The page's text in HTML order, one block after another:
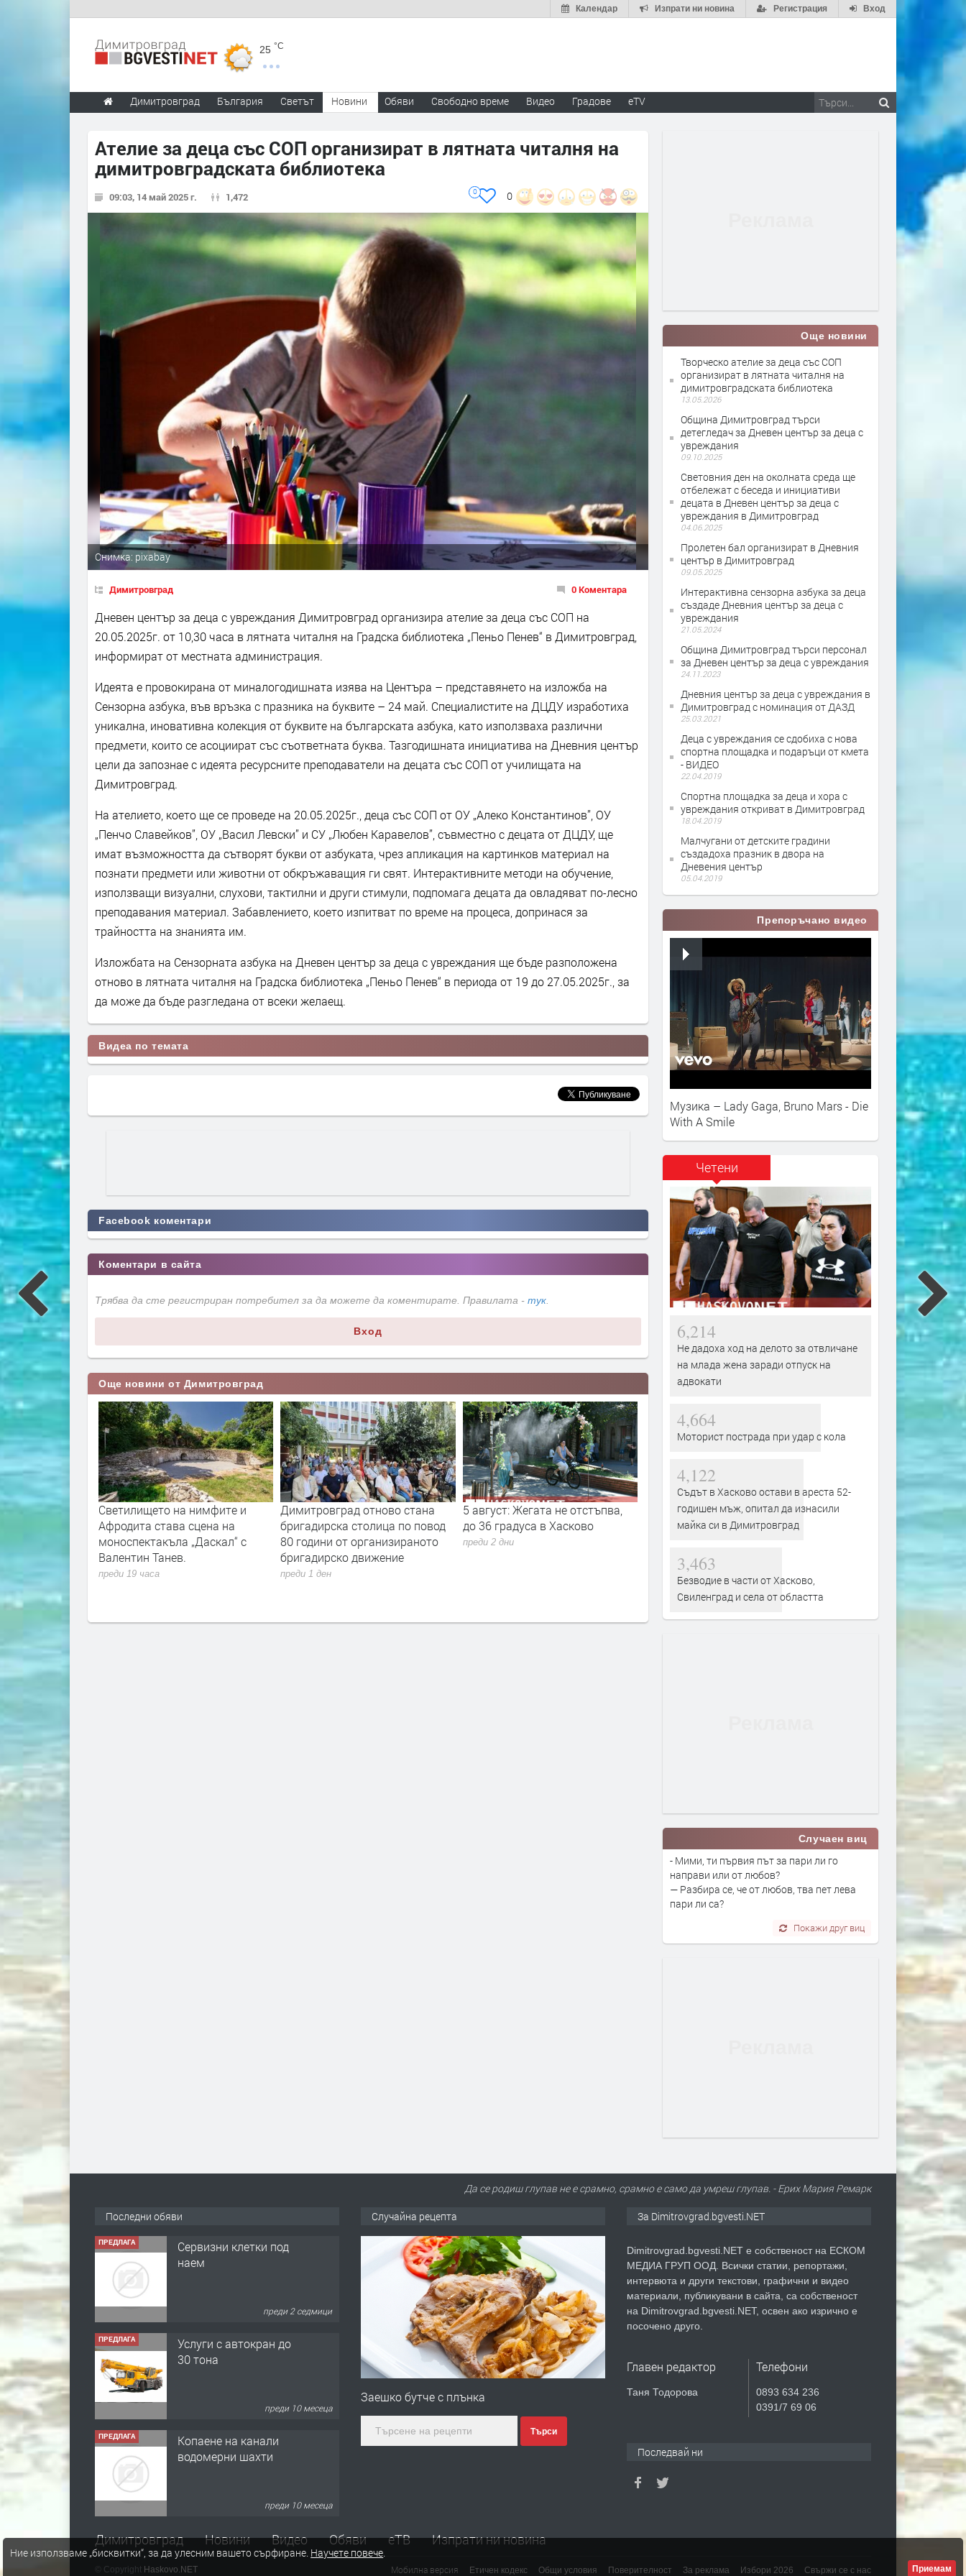
Вход
Регистрация
Изпрати ни новина
Календар
25 °C
Димитровград България Светът Новини Обяви Свободно време Видео Градове eTV
Ателие за деца със СОП организират в лятната читалня на
димитровградската библиотека
09:03, 14 май 2025 г. 1,472 0
0
Снимка: pixabay
Димитровград 0 Коментара
Дневен център за деца с увреждания Димитровград организира ателие за деца със СОП на
20.05.2025г. от 10,30 часа в лятната читалня на Градска библиотека „Пеньо Пенев“ в Димитровград,
информират от местната администрация.
Идеята е провокирана от миналогодишната изява на Центъра – представянето на изложба на
Сензорна азбука, във връзка с празника на буквите – 24 май. Специалистите на ДЦДУ изработиха
уникална, иновативна колекция от буквите на българската азбука, като използваха различни
предмети, които се асоциират със съответната буква. Тазгодишната инициатива на Дневния център
цели да запознае с идеята ресурсните преподаватели на децата със СОП от училищата на
Димитровград.
На ателието, което ще се проведе на 20.05.2025г., деца със СОП от ОУ „Алеко Константинов”, ОУ
„Пенчо Славейков”, ОУ „Васил Левски” и СУ „Любен Каравелов”, съвместно с децата от ДЦДУ, ще
имат възможността да сътворят букви от азбуката, чрез апликация на картинков материал на
познати предмети или животни от обкръжаващия ги свят. Интерактивните методи на обучение,
използващи визуални, слухови, тактилни и други стимули, подпомага децата да овладяват по-лесно
преподавания материал. Забавлението, което изпитват по време на процеса, допринася за
трайността на знанията им.
Изложбата на Сензорната азбука на Дневен център за деца с увреждания ще бъде разположена
отново в лятната читалня на Градска библиотека „Пеньо Пенев“ в периода от 19 до 27.05.2025г., за
да може да бъде разгледана от всеки желаещ.
Видеа по темата
Facebook коментари
Коментари в сайта
Трябва да сте регистриран потребител за да можете да коментирате. Правилата - тук
Вход
Още новини от Димитровград
бъде
Светилището на нимфите и
Афродита става сцена на
моноспектакъла „Даскал“ с
Валентин Танев.
преди 19 часа
Димитровград отново стана
бригадирска столица по повод
80 години от организираното
бригадирско движение
преди 1 ден
5 август: Жегата не отстъпва,
до 36 градуса в Хасково
преди 2 дни
Б.Т.Р., Тони Димитрова, Deep
Zone Project, Вики Алмазиду,
пиротехническо шоу за
празника на Димитровград
Районен съд –
Още новини
Творческо ателие за деца със СОП
организират в лятната читалня на
димитровградската библиотека
13.05.2026
Община Димитровград търси
детегледач за Дневен център за деца с
увреждания
09.10.2025
Световния ден на околната среда ще
отбележат с беседа и инициативи
децата в Дневен център за деца с
увреждания в Димитровград
04.06.2025
Пролетен бал организират в Дневния
център в Димитровград
09.05.2025
Интерактивна сензорна азбука за деца
създаде Дневния център за деца с
увреждания
21.05.2024
Община Димитровград търси персонал
за Дневен център за деца с увреждания
24.11.2023
Дневния център за деца с увреждания в
Димитровград с номинация от ДАЗД
25.03.2021
Деца с увреждания се сдобиха с нова
спортна площадка и подаръци от кмета
- ВИДЕО
22.04.2019
Спортна площадка за деца и хора с
увреждания откриват в Димитровград
18.04.2019
Малчугани от детските градини
създадоха празник в двора на
Дневения център
05.04.2019
Препоръчано видео
Музика – Lady Gaga, Bruno Mars - Die
With A Smile
Четени
6,214
Не дадоха ход на делото за отвличане
на млада жена заради отпуск на
адвокати
4,664
Моторист пострада при удар с кола
4,122
Съдът в Хасково остави в ареста 52-
годишен мъж, опитал да изнасили
майка си в Димитровград
3,463
Безводие в части от Хасково,
Свиленград и села от областта
Случаен виц
- Мими, ти първия път за пари ли го
направи или от любов?
— Разбира се, че от любов, тва пет лева
пари ли са?
Покажи друг виц
Да се родиш глупав не е срамно, срамно е само да умреш глупав. - Ерих Мария Ремарк
Последни обяви
ПРЕДЛАГА
Сервизни клетки под
наем
преди 2 седмици
ПРЕДЛАГА
Услуги с автокран до
30 тона
преди 10 месеца
ПРЕДЛАГА
Копаене на канали
водомерни шахти
преди 10 месеца
Копаене на канали
шахти септични ями
Случайна рецепта
Заешко бутче с плънка
Търси
За Dimitrovgrad.bgvesti.NET
Dimitrovgrad.bgvesti.NET е собственост на ЕСКОМ
МЕДИА ГРУП ООД. Всички статии, репортажи,
интервюта и други текстови, графични и видео
материали, публикувани в сайта, са собственост
на Dimitrovgrad.bgvesti.NET, освен ако изрично е
посочено друго.
Главен редактор
Таня Тодорова
Телефони
0893 634 236
0391/7 69 06
Последвай ни
Димитровград Новини Видео Обяви еТВ Изпрати ни новина
© Copyright Haskovo.NET Мобилна версия Етичен кодекс Общи условия Поверителност За реклама Избори 2026 Свържи се с нас
Ние използваме „бисквитки“, за да улесним вашето сърфиране. Научете повече.
Приемам